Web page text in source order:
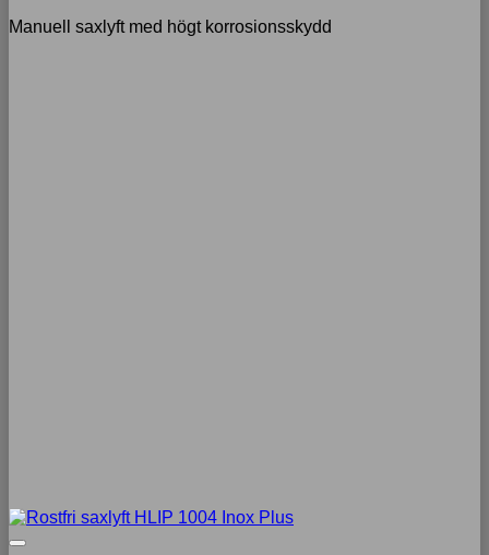
Manuell saxlyft med högt korrosionsskydd